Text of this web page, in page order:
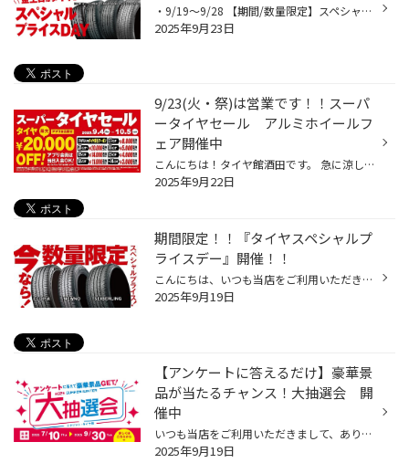
・9/19～9/28 【期間/数量限定】スペシャルプライスDAY スペシャルプライスDAYはコチラ お買い得企画開催中です♪ もうすぐ冬だし夏タイヤは今年は我慢しよう・・・と思いながらも買い替えが必要になってしまった、 という方もいらっしゃるのではないでしょうか？ そんな方はぜひこのを機会をご活用...
2025年9月23日
9/23(火・祭)は営業です！！スーパ
ータイヤセール アルミホイールフ
ェア開催中
こんにちは！タイヤ館酒田です。 急に涼しくなってきましたね。 最近はスタッドレスタイヤやアルミホイールのご相談が多いですm(__)m ありがとうございます！！ そして ドライブシーズン お出かけの機会が増えているかと思いますが オイル交換やバッテリー交換などのメンテナンスも増えてます。 さ...
2025年9月22日
期間限定！！『タイヤスペシャルプ
ライスデー』開催！！
こんにちは、いつも当店をご利用いただきましてありがとうございます。 本日より、コクピット・タイヤ館におきまして、 期間限定！ サイズ限定！！ 数量限定！！！ お得にお買い求めいただける、「タイヤスペシャルプライスデー」がスタートします！ お得なタイヤのご紹介！！ ワゴンR、N-BOX、タン...
2025年9月19日
【アンケートに答えるだけ】豪華景
品が当たるチャンス！大抽選会 開
催中
いつも当店をご利用いただきまして、ありがとうございます。 7月10日(木)から、「夏/冬の大抽選会」を開催しております！ コクピット・タイヤ館アプリからアンケートに答えて頂くと、抽選で豪華景品をプレゼント！ 1等：JTBトラベルギフト150,000円分 2等：ダイソン 空気清浄ファンヒーター 3等：uF...
2025年9月19日